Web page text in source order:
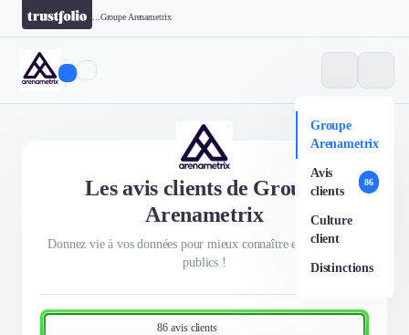
Groupe Arenametrix
Groupe
Arenametrix
Avis
clients
86
Culture
client
Distinctions
Les avis clients de Groupe
Arenametrix
Donnez vie à vos données pour mieux connaître et toucher vos
publics !
86 avis clients